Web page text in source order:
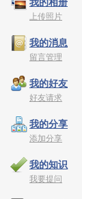
我的相册
上传照片
我的消息
留言管理
我的好友
好友请求
我的分享
添加分享
我的知识
我要提问